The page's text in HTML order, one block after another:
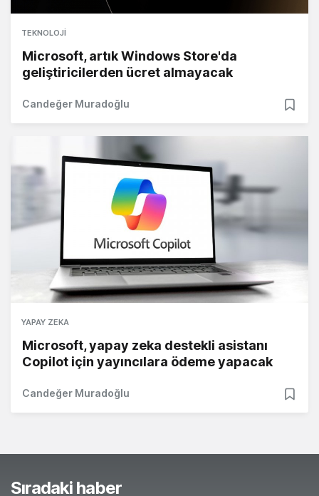
TEKNOLOJI
Microsoft, artık Windows Store'da
geliştiricilerden ücret almayacak
Candeğer Muradoğlu
YAPAY ZEKA
Microsoft, yapay zeka destekli asistanı
Copilot için yayıncılara ödeme yapacak
Candeğer Muradoğlu
Sıradaki haber